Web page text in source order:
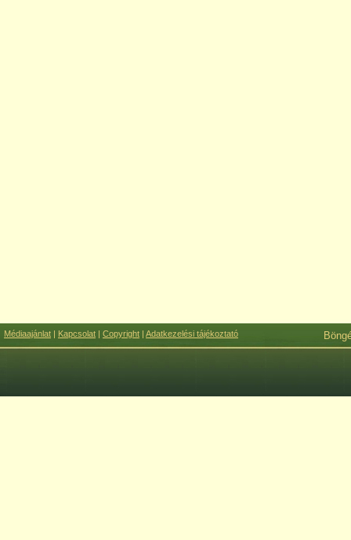
Médiaajánlat | Kapcsolat | Copyright | Adatkezelési tájékoztató